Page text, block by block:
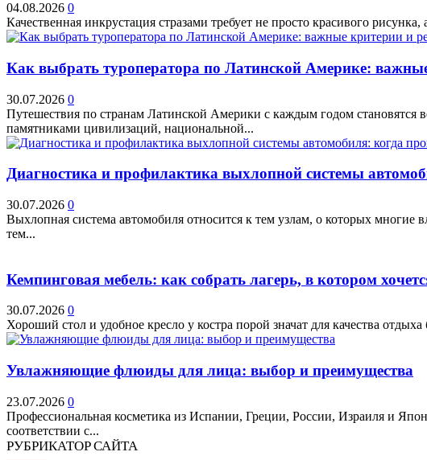
04.08.2026 0
Качественная инкрустация стразами требует не просто красивого
Как выбрать туроператора по Латинской Америке:
30.07.2026 0
Путешествия по странам Латинской Америки с каждым годом становятся
памятниками цивилизаций, национальной...
Диагностика и профилактика выхлопной системы
30.07.2026 0
Выхлопная система автомобиля относится к тем узлам, о которых
тем...
Кемпинговая мебель: как собрать лагерь, в котором
30.07.2026 0
Хороший стол и удобное кресло у костра порой значат для качества
Увлажняющие флюиды для лица: выбор и преимущества
23.07.2026 0
Профессиональная косметика из Испании, Греции, России, Израиля и
соответствии с...
РУБРИКАТОР САЙТА